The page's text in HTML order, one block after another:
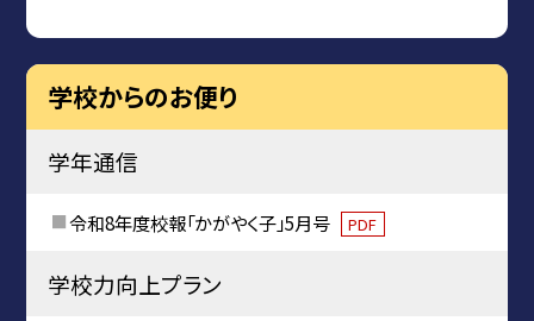
学校からのお便り
学年通信
令和8年度校報「かがやく子」5月号 PDF
学校力向上プラン